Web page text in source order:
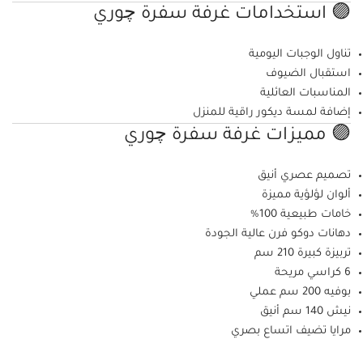
🟣 استخدامات غرفة سفرة چوري
تناول الوجبات اليومية
استقبال الضيوف
المناسبات العائلية
إضافة لمسة ديكور راقية للمنزل
🟣 مميزات غرفة سفرة چوري
تصميم عصري أنيق
ألوان لؤلؤية مميزة
خامات طبيعية 100%
دهانات دوكو فرن عالية الجودة
تربيزة كبيرة 210 سم
6 كراسي مريحة
بوفيه 200 سم عملي
نيش 140 سم أنيق
مرايا تضيف اتساع بصري